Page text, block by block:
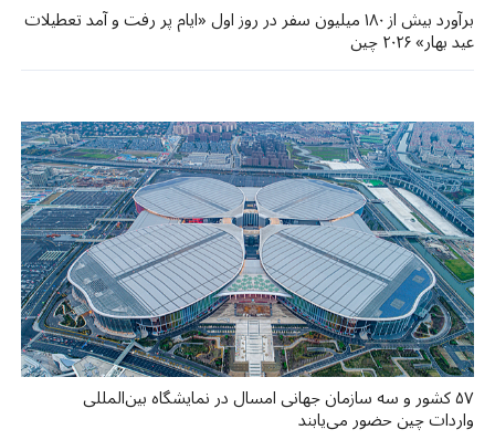
برآورد بیش از ۱۸۰ میلیون سفر در روز اول «ایام پر رفت و آمد تعطیلات
عید بهار» ۲۰۲۶ چین
۵۷ کشور و سه سازمان جهانی امسال در نمایشگاه بین‌المللی
واردات چین حضور می‌یابند